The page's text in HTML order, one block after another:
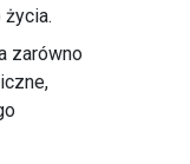
zarówno